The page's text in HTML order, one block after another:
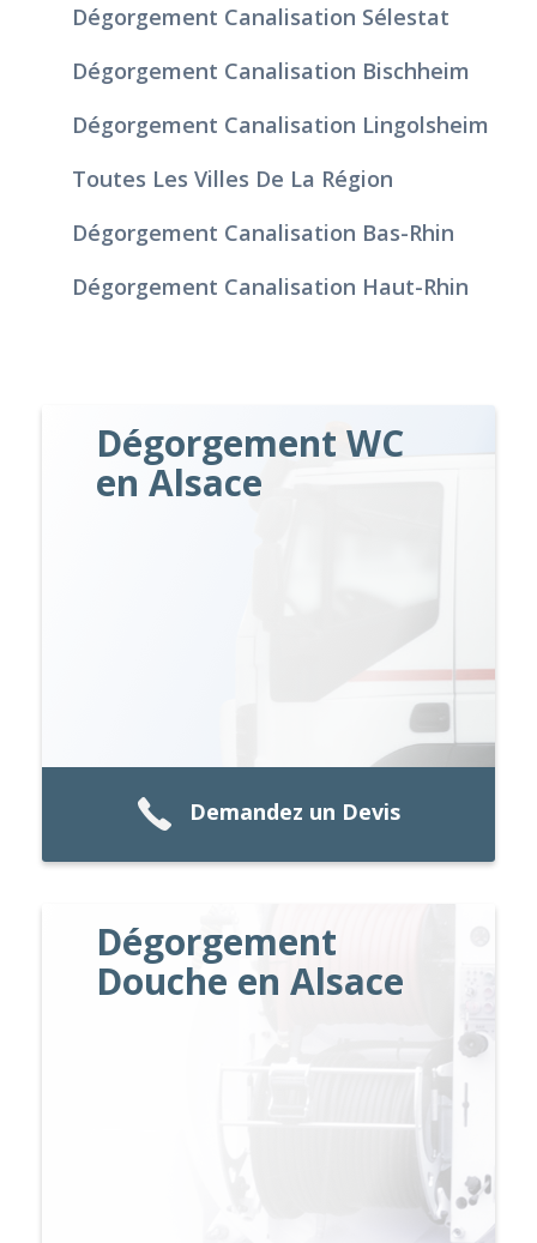
Dégorgement Canalisation Sélestat
Dégorgement Canalisation Bischheim
Dégorgement Canalisation Lingolsheim
Toutes Les Villes De La Région
Dégorgement Canalisation Bas-Rhin
Dégorgement Canalisation Haut-Rhin
Dégorgement WC
en Alsace
Demandez un Devis
Dégorgement
Douche en Alsace